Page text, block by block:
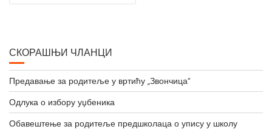
СКОРАШЊИ ЧЛАНЦИ
Предавање за родитеље у вртићу „Звончица“
Одлука о избору уџбеника
Обавештење за родитеље предшколаца о упису у школу